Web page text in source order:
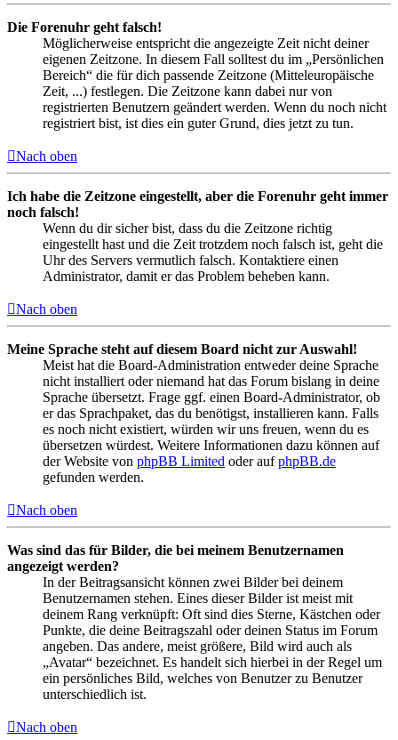
Die Forenuhr geht falsch!
Möglicherweise entspricht die angezeigte Zeit nicht deiner
eigenen Zeitzone. In diesem Fall solltest du im „Persönlichen
Bereich“ die für dich passende Zeitzone (Mitteleuropäische
Zeit, ...) festlegen. Die Zeitzone kann dabei nur von
registrierten Benutzern geändert werden. Wenn du noch nicht
registriert bist, ist dies ein guter Grund, dies jetzt zu tun.
Nach oben
Ich habe die Zeitzone eingestellt, aber die Forenuhr geht immer
noch falsch!
Wenn du dir sicher bist, dass du die Zeitzone richtig
eingestellt hast und die Zeit trotzdem noch falsch ist, geht die
Uhr des Servers vermutlich falsch. Kontaktiere einen
Administrator, damit er das Problem beheben kann.
Nach oben
Meine Sprache steht auf diesem Board nicht zur Auswahl!
Meist hat die Board-Administration entweder deine Sprache
nicht installiert oder niemand hat das Forum bislang in deine
Sprache übersetzt. Frage ggf. einen Board-Administrator, ob
er das Sprachpaket, das du benötigst, installieren kann. Falls
es noch nicht existiert, würden wir uns freuen, wenn du es
übersetzen würdest. Weitere Informationen dazu können auf
der Website von phpBB Limited oder aufphpBB.de
gefunden werden.
Nach oben
Was sind das für Bilder, die bei meinem Benutzernamen
angezeigt werden?
In der Beitragsansicht können zwei Bilder bei deinem
Benutzernamen stehen. Eines dieser Bilder ist meist mit
deinem Rang verknüpft: Oft sind dies Sterne, Kästchen oder
Punkte, die deine Beitragszahl oder deinen Status im Forum
angeben. Das andere, meist größere, Bild wird auch als
„Avatar“ bezeichnet. Es handelt sich hierbei in der Regel um
ein persönliches Bild, welches von Benutzer zu Benutzer
unterschiedlich ist.
Nach oben